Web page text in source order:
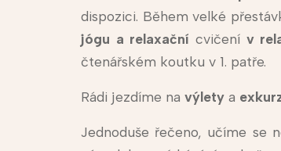
dispozici. Během velké
jógu a relaxační cvičenív
čtenářském koutku v 1. patře.
Rádi jezdíme na výletya
Jednoduše řečeno, učíme se